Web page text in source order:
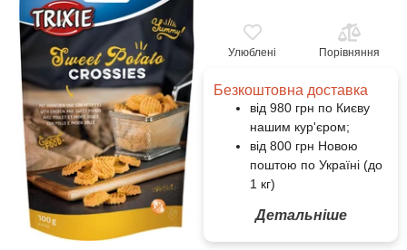
Улюблені Порівняння
Безкоштовна доставка
від 980 грн по Києву
нашим кур'єром;
від 800 грн Новою
поштою по Україні (до
1 кг)
Детальніше